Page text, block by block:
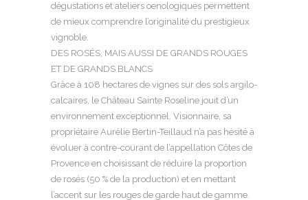
dégustations et ateliers oenologiques permettent
de mieux comprendre l’originalité du prestigieux
vignoble.
DES ROSÉS, MAIS AUSSI DE GRANDS ROUGES
ET DE GRANDS BLANCS
Grâce à 108 hectares de vignes sur des sols argilo-
calcaires, le Château Sainte Roseline jouit d’un
environnement exceptionnel. Visionnaire, sa
propriétaire Aurélie Bertin-Teillaud n’a pas hésité à
évoluer à contre-courant de l’appellation Côtes de
Provence en choisissant de réduire la proportion
de rosés (50 % de la production) et en mettant
l’accent sur les rouges de garde haut de gamme.